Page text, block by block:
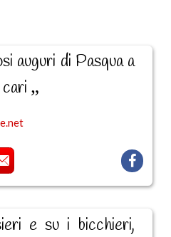
auguri di Pasqua a
cari
e su i bicchieri,